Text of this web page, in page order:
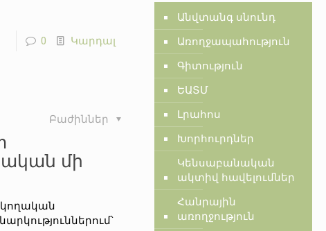
0 Կարդալ
Բաժիններ
մի
Անվտանգ սնունդ
Առողջապահություն
Գիտություն
ԵԱՏՄ
Լրահոս
Խորհուրդներ
Կենսաբանական
ակտիվ հավելումներ
Հանրային
առողջություն